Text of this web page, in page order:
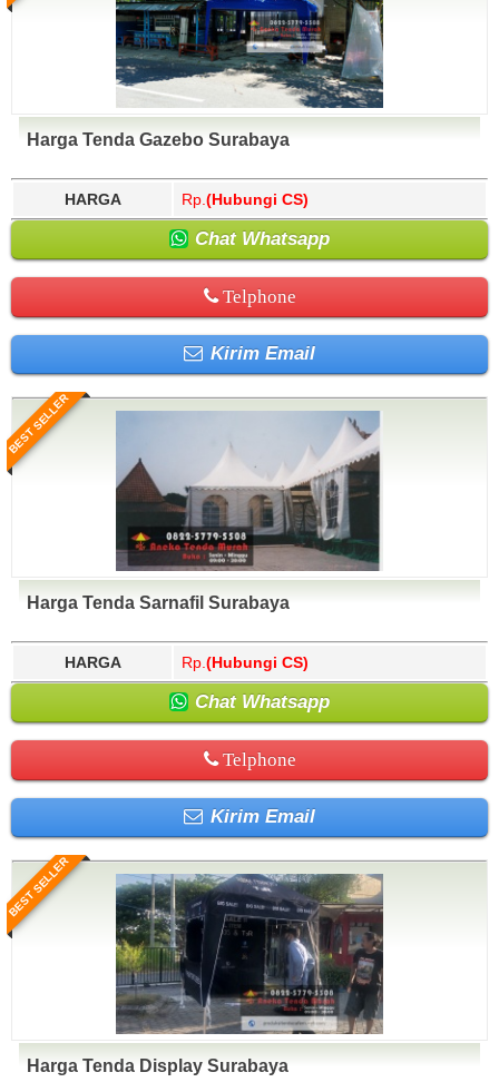
Harga Tenda Gazebo Surabaya
HARGA Rp. (Hubungi CS)
Chat Whatsapp
Telphone
Kirim Email
BEST SELLER
Harga Tenda Sarnafil Surabaya
HARGA Rp. (Hubungi CS)
Chat Whatsapp
Telphone
Kirim Email
BEST SELLER
Harga Tenda Display Surabaya